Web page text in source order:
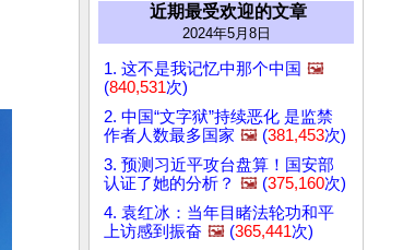
近期最受欢迎的文章
2024年5月8日
1. 这不是我记忆中那个中国 🖼️
(840,531次)
2. 中国“文字狱”持续恶化 是监禁
作者人数最多国家 🖼️ (381,453次)
3. 预测习近平攻台盘算！国安部
认证了她的分析？ 🖼️ (375,160次)
4. 袁红冰：当年目睹法轮功和平
上访感到振奋 🖼️ (365,441次)